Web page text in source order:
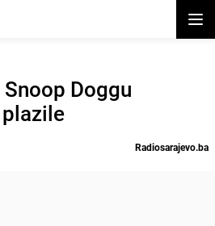
Doggu
Radiosarajevo.ba